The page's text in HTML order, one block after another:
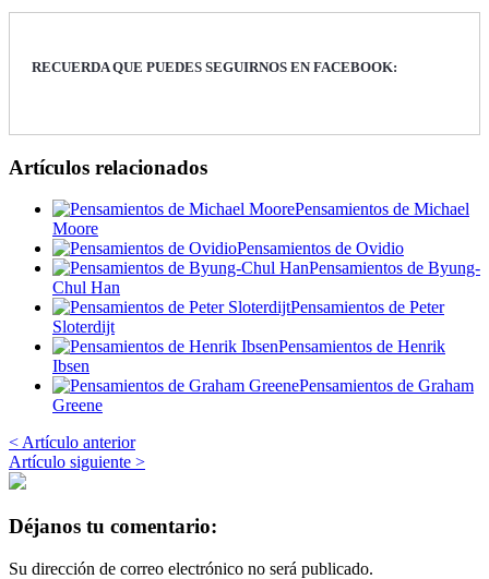
RECUERDA QUE PUEDES SEGUIRNOS EN FACEBOOK:
Artículos relacionados
Pensamientos de Michael
Moore
Pensamientos de Ovidio
Pensamientos de Byung-
Chul Han
Pensamientos de Peter
Sloterdijt
Pensamientos de Henrik
Ibsen
Pensamientos de Graham
Greene
< Artículo anterior
Artículo siguiente >
Déjanos tu comentario:
Su dirección de correo electrónico no será publicado.